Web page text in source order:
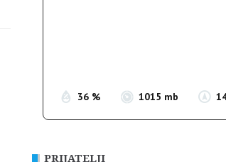
36 % 1015 mb
PRIJATELJI